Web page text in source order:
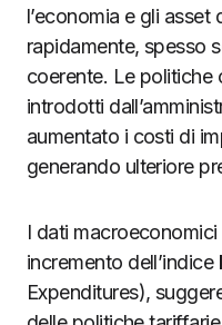
l’economia e gli
rapidamente, spesso
coerente. Le politiche
introdotti
aumentato i costi di
generando ulteriore
I dati
incremento dell’indice
Expenditures),